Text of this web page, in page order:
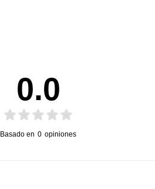
0.0
Basado en 0 opiniones